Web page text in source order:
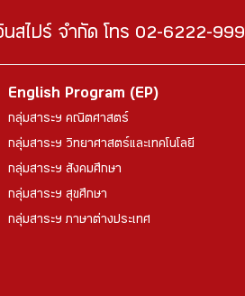
สไปร์ จำกัด โทร 02-6222-999
English Program (EP)
กลุ่มสาระฯ คณิตศาสตร์
กลุ่มสาระฯ วิทยาศาสตร์และเทคโนโลยี
กลุ่มสาระฯ สังคมศึกษา
กลุ่มสาระฯ สุขศึกษา
กลุ่มสาระฯ ภาษาต่างประเทศ